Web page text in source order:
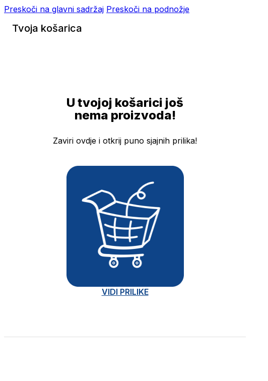
Preskoči na glavni sadržaj Preskoči na podnožje
Tvoja košarica
U tvojoj košarici još
nema proizvoda!
Zaviri ovdje i otkrij puno sjajnih prilika!
VIDI PRILIKE